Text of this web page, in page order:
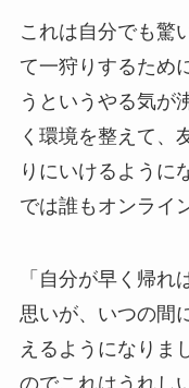
これは自分でも驚
て一狩りするため
うというやる気が
く環境を整えて、
りにいけるように
では誰もオンライ
「自分が早く帰れ
思いが、いつの間
えるようになりま